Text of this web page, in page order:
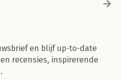
en blijf up-to-date
recensies, inspirerende